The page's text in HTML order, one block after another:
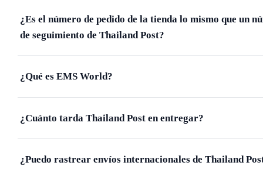
¿Es el número de pedido de la tienda lo mismo que un
de seguimiento de Thailand Post?
¿Qué es EMS World?
¿Cuánto tarda Thailand Post en entregar?
¿Puedo rastrear envíos internacionales de Thailand